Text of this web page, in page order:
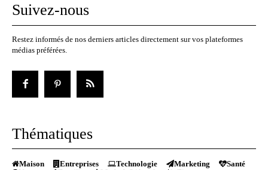
Suivez-nous
Restez informés de nos derniers articles directement sur vos plateformes
médias préférées.
Thématiques
Maison Entreprises Technologie Marketing
Santé